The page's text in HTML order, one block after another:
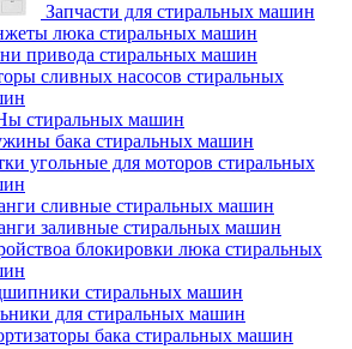
Запчасти для стиральных машин
люка стиральных машин
привода стиральных машин
сливных насосов стиральных
стиральных машин
бака стиральных машин
угольные для моторов стиральных
сливные стиральных машин
заливные стиральных машин
блокировки люка стиральных
стиральных машин
для стиральных машин
бака стиральных машин